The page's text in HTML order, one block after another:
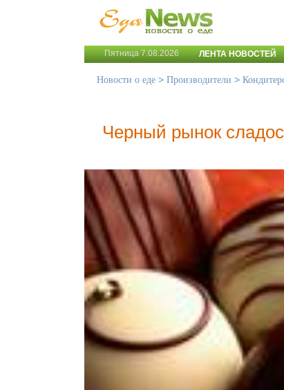
Пятница 7.08.2026 ЛЕНТА НОВОСТЕЙ
Новости о еде > Производители >
Черный рынок